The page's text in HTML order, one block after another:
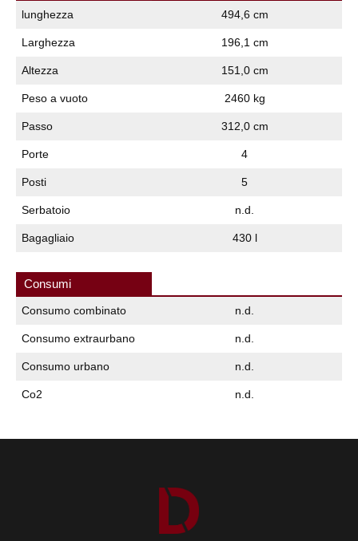
lunghezza 494,6 cm
Larghezza 196,1 cm
Altezza 151,0 cm
Peso a vuoto 2460 kg
Passo 312,0 cm
Porte 4
Posti 5
Serbatoio n.d.
Bagagliaio 430 l
Consumi
Consumo combinato n.d.
Consumo extraurbano n.d.
Consumo urbano n.d.
Co2 n.d.